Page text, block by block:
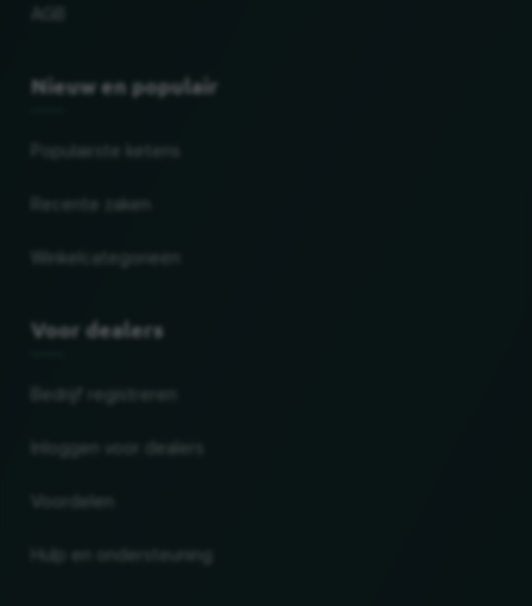
Nieuw en populair
Populairste ketens
Voor dealers